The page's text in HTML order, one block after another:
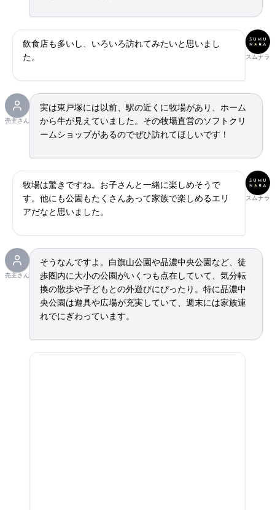
スムナラ
飲食店も多いし、いろいろ訪れてみたいと思いまし
た。
売主さん
実は東戸塚には以前、駅の近くに牧場があり、ホーム
から牛が見えていました。その牧場直営のソフトクリ
ームショップがあるのでぜひ訪れてほしいです！
スムナラ
牧場は驚きですね。お子さんと一緒に楽しめそうで
す。他にも公園もたくさんあって家族で楽しめるエリ
アだなと思いました。
売主さん
そうなんですよ。白旗山公園や品濃中央公園など、徒
歩圏内に大小の公園がいくつも点在していて、気分転
換の散歩や子どもとの外遊びにぴったり。特に品濃中
央公園は遊具や広場が充実していて、週末には家族連
れでにぎわっています。